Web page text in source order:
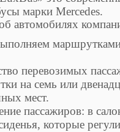
марки Mercedes.
автомобилях
перевозимых
на семь или
мест.
пассажиров: в
которые